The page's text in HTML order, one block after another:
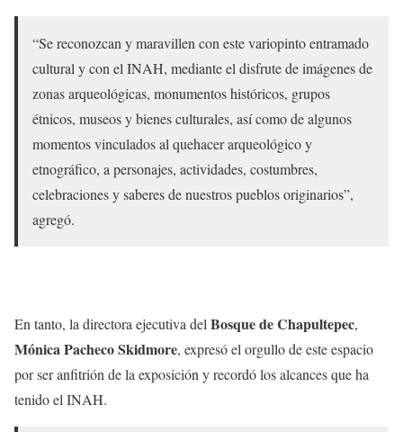
“Se reconozcan y maravillen con este variopinto entramado
cultural y con el INAH, mediante el disfrute de imágenes de
zonas arqueológicas, monumentos históricos, grupos
étnicos, museos y bienes culturales, así como de algunos
momentos vinculados al quehacer arqueológico y
etnográfico, a personajes, actividades, costumbres,
celebraciones y saberes de nuestros pueblos originarios”,
agregó.
En tanto, la directora ejecutiva delBosque de Chapultepec,
Mónica Pacheco Skidmore, expresó el orgullo de este espacio
por ser anfitrión de la exposición y recordó los alcances que ha
tenido el INAH.